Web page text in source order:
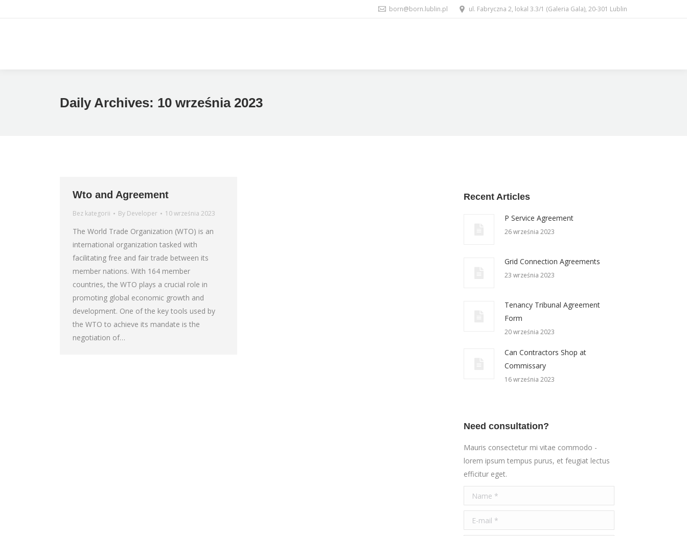
born@born.lublin.pl ul. Fabryczna 2, lokal 3.3/1 (Galeria Gala), 20-301 Lublin
Daily Archives: 10 września 2023
Wto and Agreement
Bez kategorii By Developer 10 września 2023
The World Trade Organization (WTO) is an
international organization tasked with
facilitating free and fair trade between its
member nations. With 164 member
countries, the WTO plays a crucial role in
promoting global economic growth and
development. One of the key tools used by
the WTO to achieve its mandate is the
negotiation of…
Recent Articles
P Service Agreement
26 września 2023
Grid Connection Agreements
23 września 2023
Tenancy Tribunal Agreement
Form
20 września 2023
Can Contractors Shop at
Commissary
16 września 2023
Need consultation?
Mauris consectetur mi vitae commodo -
lorem ipsum tempus purus, et feugiat lectus
efficitur eget.
Name *
E-mail *